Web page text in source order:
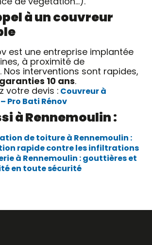
à un couvreur
est une entreprise implantée
à proximité de
Nos interventions sont rapides,
garanties 10 ans.
votre devis : Couvreur à
Pro Bati Rénov
à Rennemoulin :
de toiture à Rennemoulin :
rapide contre les infiltrations
à Rennemoulin : gouttières et
en toute sécurité